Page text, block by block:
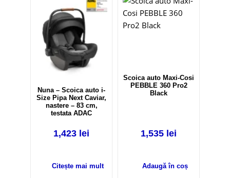
Nuna – Scoica auto i-
Size Pipa Next Caviar,
nastere – 83 cm,
testata ADAC
1,423 lei
Citește mai mult
Scoica auto Maxi-Cosi
PEBBLE 360 Pro2
Black
1,535 lei
Adaugă în coș